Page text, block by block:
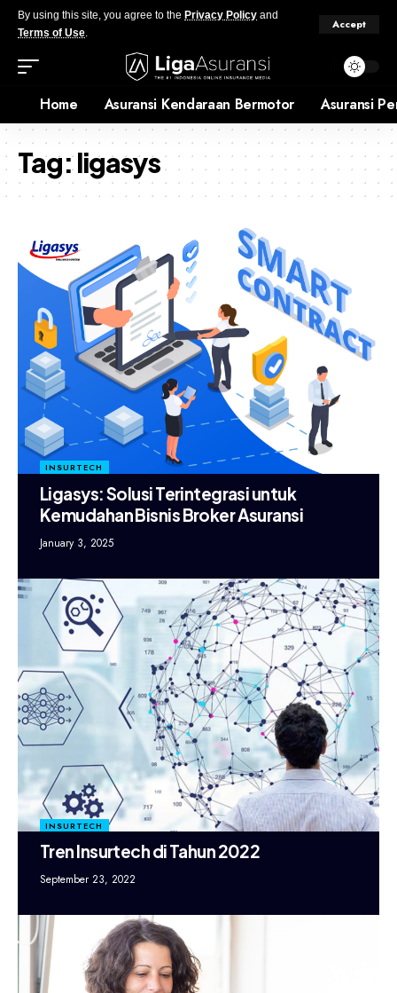
By using this site, you agree to the Privacy Policy and
Terms of Use.
Accept
Home Asuransi Kendaraan Bermotor Asuransi
Tag:ligasys
INSURTECH
Ligasys: Solusi Terintegrasi untuk
Kemudahan Bisnis Broker Asuransi
January 3, 2025
INSURTECH
Tren Insurtech di Tahun 2022
September 23, 2022